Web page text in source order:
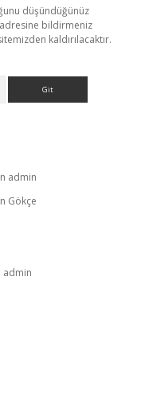
düşündüğünüz
adresine bildirmeniz
kaldırılacaktır.
admin
Gökçe
admin